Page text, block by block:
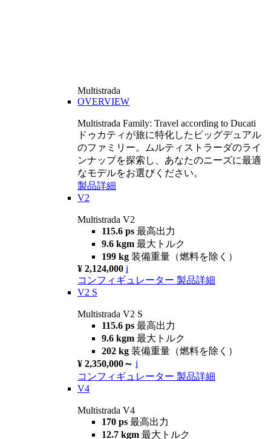
Multistrada
OVERVIEW
Multistrada Family: Travel according to Ducati
ドゥカティが旅に特化したビッグデュアル
のファミリー。ムルティストラーダのライ
ンナップを探索し、あなたのニーズに最適
なモデルをお選びください。
製品詳細
V2
Multistrada V2
115.6 ps 最高出力
9.6 kgm 最大トルク
199 kg 装備重量（燃料を除く）
¥ 2,124,000 i
コンフィギュレーター 製品詳細
V2 S
Multistrada V2 S
115.6 ps 最高出力
9.6 kgm 最大トルク
202 kg 装備重量（燃料を除く）
¥ 2,350,000～ i
コンフィギュレーター 製品詳細
V4
Multistrada V4
170 ps 最高出力
12.7 kgm 最大トルク